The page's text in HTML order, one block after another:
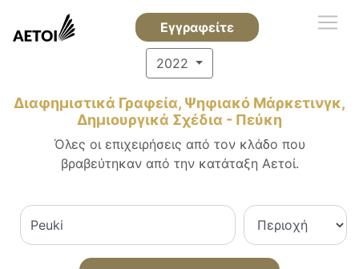
Εγγραφείτε
2022
Διαφημιστικά Γραφεία, Ψηφιακό Μάρκετινγκ,
Δημιουργικά Σχέδια - Πεύκη
Όλες οι επιχειρήσεις από τον κλάδο που
βραβεύτηκαν από την κατάταξη Αετοί.